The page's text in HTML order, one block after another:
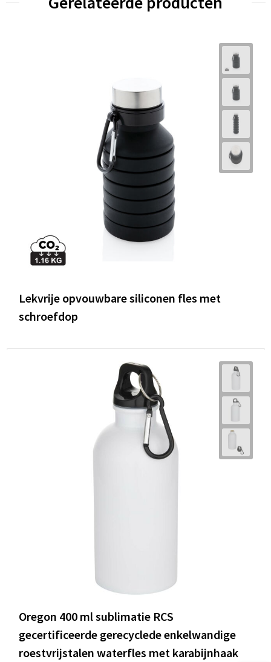
Lekvrije opvouwbare siliconen fles met
schroefdop
Oregon 400 ml sublimatie RCS
gecertificeerde gerecyclede enkelwandige
roestvrijstalen waterfles met karabijnhaak